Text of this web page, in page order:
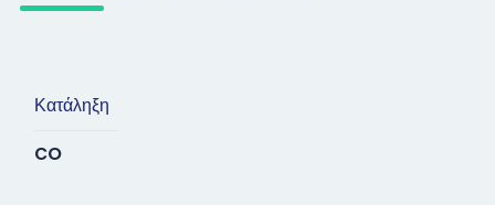
Κατάληξη
co